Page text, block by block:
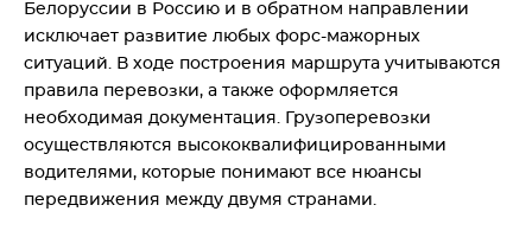
Белоруссии в Россию и в обратном направлении
исключает развитие любых форс-мажорных
ситуаций. В ходе построения маршрута учитываются
правила перевозки, а также оформляется
необходимая документация. Грузоперевозки
осуществляются высококвалифицированными
водителями, которые понимают все нюансы
передвижения между двумя странами.